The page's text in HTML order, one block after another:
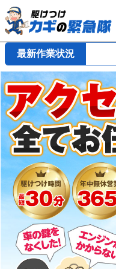
最新作業状況